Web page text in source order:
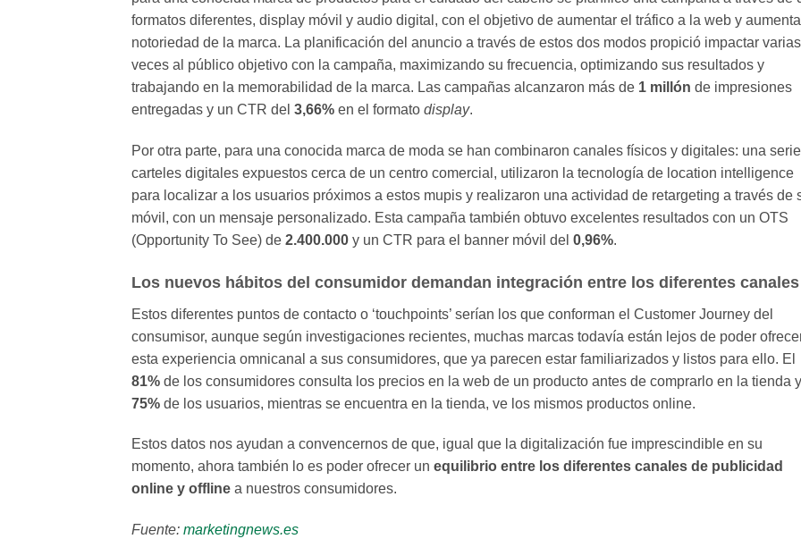
formatos diferentes, display móvil y audio digital, con el objetivo de aumentar el tráfico a la web y
notoriedad de la marca. La planificación del anuncio a través de estos dos modos propició impactar varias
veces al público objetivo con la campaña, maximizando su frecuencia, optimizando sus resultados y
trabajando en la memorabilidad de la marca. Las campañas alcanzaron más de 1 millón de impresiones
entregadas y un CTR del 3,66% en el formato display.
Por otra parte, para una conocida marca de moda se han combinaron canales físicos y digitales: una
carteles digitales expuestos cerca de un centro comercial, utilizaron la tecnología de location intelligence
para localizar a los usuarios próximos a estos mupis y realizaron una actividad de retargeting a través de
móvil, con un mensaje personalizado. Esta campaña también obtuvo excelentes resultados con un OTS
(Opportunity To See) de 2.400.000 y un CTR para el banner móvil del 0,96%.
Los nuevos hábitos del consumidor demandan integración entre los diferentes canales
Estos diferentes puntos de contacto o ‘touchpoints’ serían los que conforman el Customer Journey del
consumisor, aunque según investigaciones recientes, muchas marcas todavía están lejos de poder
esta experiencia omnicanal a sus consumidores, que ya parecen estar familiarizados y listos para ello. El
81% de los consumidores consulta los precios en la web de un producto antes de comprarlo en la tienda
75% de los usuarios, mientras se encuentra en la tienda, ve los mismos productos online.
Estos datos nos ayudan a convencernos de que, igual que la digitalización fue imprescindible en su
momento, ahora también lo es poder ofrecer un equilibrio entre los diferentes canales de publicidad
online y offline a nuestros consumidores.
Fuente: marketingnews.es